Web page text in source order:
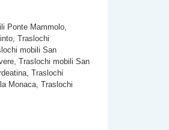
Ponte Mammolo,
Traslochi
mobili San
Traslochi mobili San
Traslochi
Monaca, Traslochi